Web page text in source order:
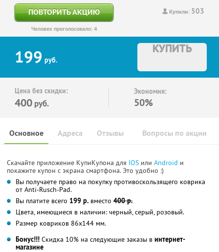
Купили: 503
ПОВТОРИТЬ АКЦИЮ
Человек проголосовало: 4
199 руб.
КУПИТЬ
Цена без скидки:
400 руб.
Экономия:
50%
Основное Отзывы Вопросы по акции
Адреса
Скачайте приложение КупиКупона для IOS или Android и
покажите купон с экрана смартфона. Это удобно :)
Вы получаете право на покупку противоскользящего коврика
от Anti-Rusch-Pad.
Вы платите всего 199 р. вместо 400 р.
Цвета, имеющиеся в наличии: черный, серый, розовый.
Размер ковриков 86x144 мм.
Бонус!!! Скидка 10% на следующие заказы в интернет-
магазине